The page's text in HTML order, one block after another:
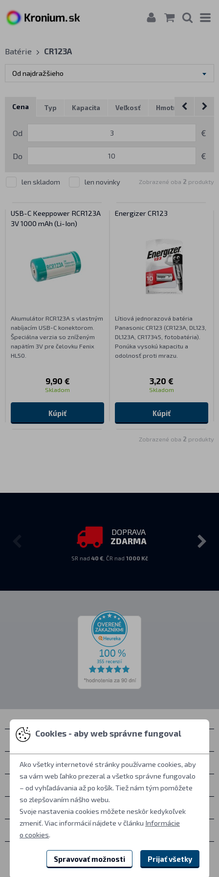
Batérie CR123A
Od najdražšieho
Cena Typ Kapacita Veľkosť Hmotnosť
Od €
Do €
Zobrazené oba 2 produkty
len skladom len novinky
USB-C Keeppower RCR123A
3V 1000 mAh (Li-Ion)
Akumulátor RCR123A s vlastným
nabíjacím USB-C konektorom.
Špeciálna verzia so zníženým
napätím 3V pre čelovku Fenix
HL50.
9,90 €
Skladom
Kúpiť
Energizer CR123
Lítiová jednorazová batéria
Panasonic CR123 (CR123A, DL123,
DL123A, CR17345, fotobatéria).
Ponúka vysokú kapacitu a
odolnosť proti mrazu.
3,20 €
Skladom
Kúpiť
Zobrazené oba 2 produkty
DOPRAVA
ZDARMA
SR nad 40 €, ČR nad 1000 Kč
Kontakty
Zastihnete nás
Všetko o nákupe
Ďalšie informácie
Ostatné
Cookies - aby web správne fungoval
Ako všetky internetové stránky používame cookies, aby
sa vám web ľahko prezeral a všetko správne fungovalo
– od vyhľadávania až po košík. Tiež nám tým pomôžete
so zlepšovaním nášho webu.
Svoje nastavenia cookies môžete neskôr kedykoľvek
zmeniť. Viac informácií nájdete v článku Informácie
o cookies.
Spravovať možnosti Prijať všetky